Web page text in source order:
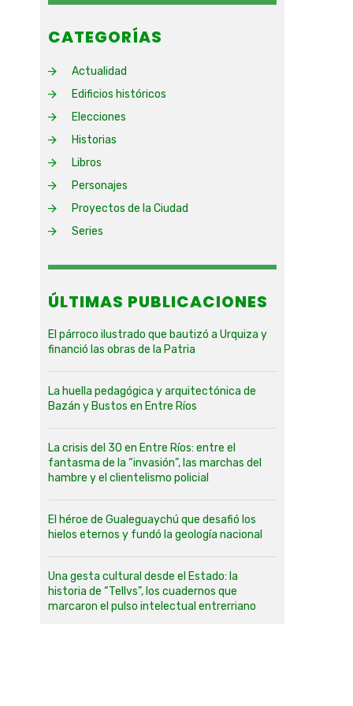
CATEGORÍAS
Actualidad
Edificios históricos
Elecciones
Historias
Libros
Personajes
Proyectos de la Ciudad
Series
ÚLTIMAS PUBLICACIONES
El párroco ilustrado que bautizó a Urquiza y
financió las obras de la Patria
La huella pedagógica y arquitectónica de
Bazán y Bustos en Entre Ríos
La crisis del 30 en Entre Ríos: entre el
fantasma de la “invasión”, las marchas del
hambre y el clientelismo policial
El héroe de Gualeguaychú que desafió los
hielos eternos y fundó la geología nacional
Una gesta cultural desde el Estado: la
historia de “Tellvs”, los cuadernos que
marcaron el pulso intelectual entrerriano